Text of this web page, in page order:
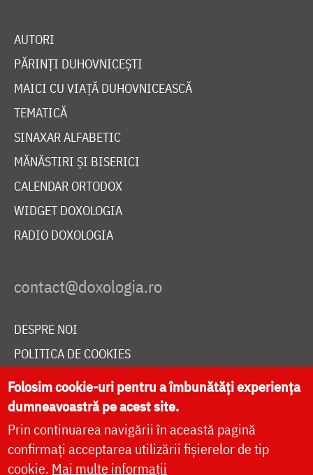
AUTORI
PĂRINȚI DUHOVNICEȘTI
MAICI CU VIAȚĂ DUHOVNICEASCĂ
TEMATICĂ
SINAXAR ALFABETIC
MĂNĂSTIRI ȘI BISERICI
CALENDAR ORTODOX
WIDGET DOXOLOGIA
RADIO DOXOLOGIA
DESPRE NOI
POLITICA DE COOKIES
DONEAZĂ ONLINE PENTRU CATEDRALA NAȚIONALĂ
LIVE
Folosim cookie-uri pentru a îmbunătăți experiența
dumneavoastră pe acest site.
Prin continuarea navigării în această pagină
confirmați acceptarea utilizării fișierelor de tip
cookie. Mai multe informații